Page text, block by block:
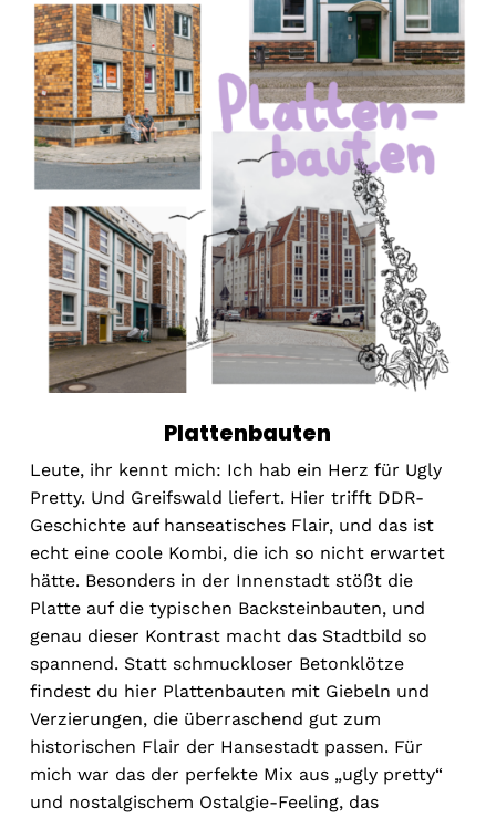
Plattenbauten
Leute, ihr kennt mich: Ich hab ein Herz für Ugly
Pretty. Und Greifswald liefert. Hier trifft DDR-
Geschichte auf hanseatisches Flair, und das ist
echt eine coole Kombi, die ich so nicht erwartet
hätte. Besonders in der Innenstadt stößt die
Platte auf die typischen Backsteinbauten, und
genau dieser Kontrast macht das Stadtbild so
spannend. Statt schmuckloser Betonklötze
findest du hier Plattenbauten mit Giebeln und
Verzierungen, die überraschend gut zum
historischen Flair der Hansestadt passen. Für
mich war das der perfekte Mix aus „ugly pretty“
und nostalgischem Ostalgie-Feeling, das